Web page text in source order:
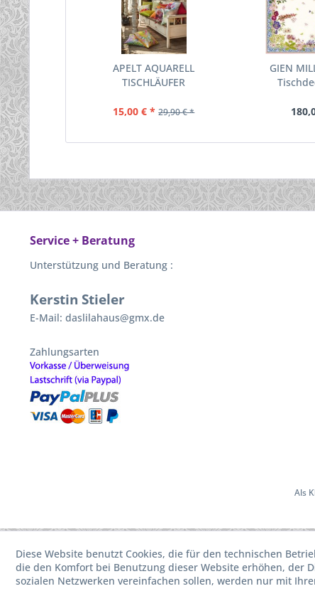
APELT AQUARELL
TISCHLÄUFER
15,00 € * 29,90 € *
GIEN
Service + Beratung
Unterstützung und Beratung :
Kerstin Stieler
E-Mail: daslilahaus@gmx.de
Zahlungsarten
Als
Diese Website benutzt Cookies, die für den technischen
die den Komfort bei Benutzung dieser Website erhöhen,
sozialen Netzwerken vereinfachen sollen, werden nur mit